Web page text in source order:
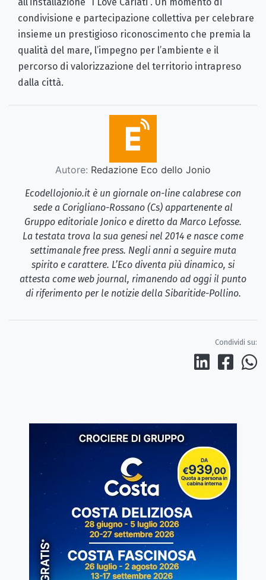
all’installazione “I Love Cariati”. Un momento di
condivisione e partecipazione collettiva per celebrare
insieme un prestigioso riconoscimento che premia la
qualità del mare, l’impegno per l’ambiente e il
percorso di valorizzazione del territorio intrapreso
dalla città.
Autore: Redazione Eco dello Jonio
Ecodellojonio.it è un giornale on-line calabrese con
sede a Corigliano-Rossano (Cs) appartenente al
Gruppo editoriale Jonico e diretto da Marco Lefosse.
La testata trova la sua genesi nel 2014 e nasce come
settimanale free press. Negli anni a seguire muta
spirito e carattere. L’Eco diventa più dinamico, si
attesta come web journal, rimanendo ad oggi il punto
di riferimento per le notizie della Sibaritide-Pollino.
Condividi su: